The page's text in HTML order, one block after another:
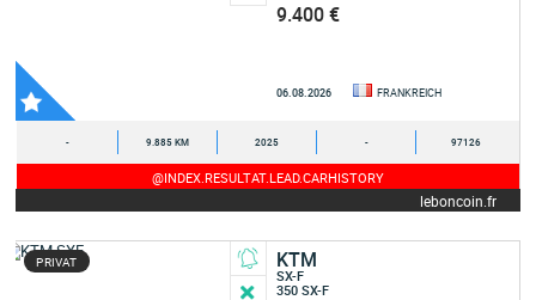
9.400 €
06.08.2026 FRANKREICH
- 9.885 KM 2025 - 97126
@INDEX.RESULTAT.LEAD.CARHISTORY
leboncoin.fr
PRIVAT KTM
SX-F
350 SX-F